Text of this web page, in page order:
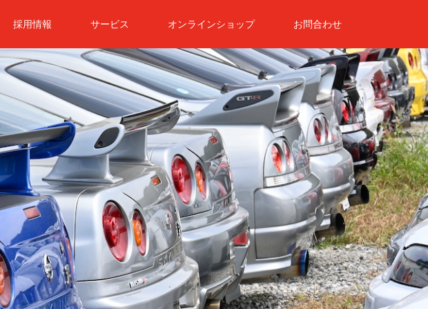
採用情報 サービス オンラインショップ お問合わせ